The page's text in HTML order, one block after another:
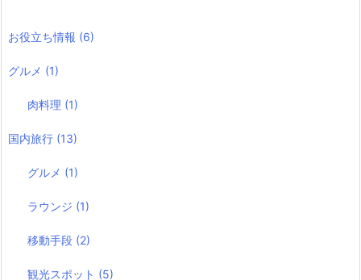
お役立ち情報 (6)
グルメ (1)
肉料理 (1)
国内旅行 (13)
グルメ (1)
ラウンジ (1)
移動手段 (2)
観光スポット (5)